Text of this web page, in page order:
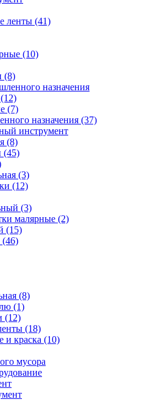
ленты (41)
(10)
(8)
назначения
(12)
(7)
назначения (37)
инструмент
(8)
(45)
(3)
(12)
(3)
малярные (2)
(15)
(46)
(8)
(1)
(12)
(18)
краска (10)
мусора